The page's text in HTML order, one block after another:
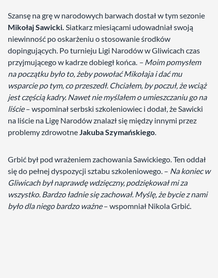
Szansę na grę w narodowych barwach dostał w tym sezonie
Mikołaj Sawicki. Siatkarz miesiącami udowadniał swoją
niewinność po oskarżeniu o stosowanie środków
dopingujących. Po turnieju Ligi Narodów w Gliwicach czas
przyjmującego w kadrze dobiegł końca. – Moim pomysłem
na początku było to, żeby powołać Mikołaja i dać mu
wsparcie po tym, co przeszedł. Chciałem, by poczuł, że wciąż
jest częścią kadry. Nawet nie myślałem o umieszczaniu go na
liście– wspominał serbski szkoleniowiec i dodał, że Sawicki
na liście na Ligę Narodów znalazł się między innymi przez
problemy zdrowotneJakuba Szymańskiego.
Grbić był pod wrażeniem zachowania Sawickiego. Ten oddał
się do pełnej dyspozycji sztabu szkoleniowego. – Na koniec w
Gliwicach był naprawdę wdzięczny, podziękował mi za
wszystko. Bardzo ładnie się zachował. Myślę, że bycie z nami
było dla niego bardzo ważne– wspomniał Nikola Grbić.